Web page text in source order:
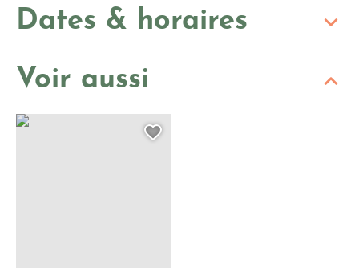
Dates & horaires
Voir aussi
Ateliers d’été au 18A : Atelier gravure sur Tetrapak, © Photo
Ajouter cette page au